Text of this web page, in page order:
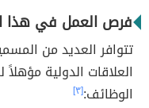
فرص العمل في هذا
تتوافر العديد من
العلاقات الدولية
الوظائف:[٣]